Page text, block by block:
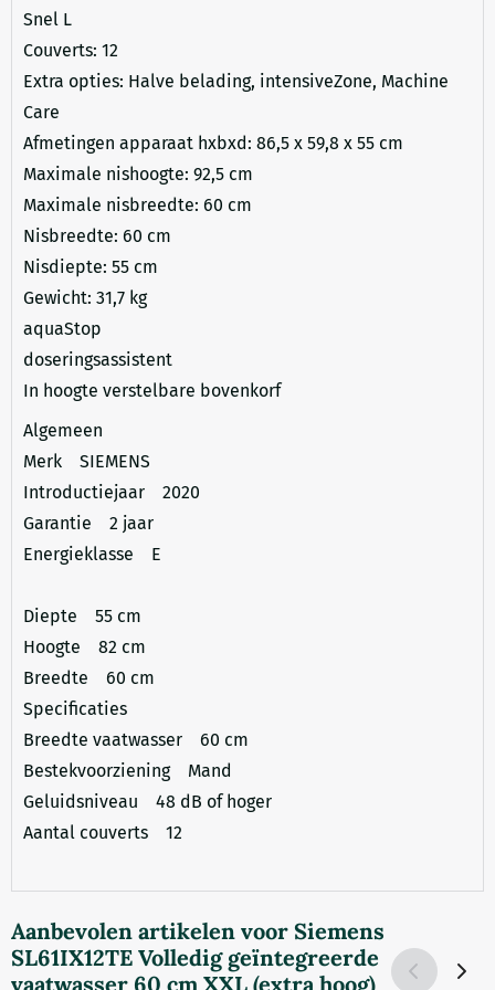
Snel L
Couverts: 12
Extra opties: Halve belading, intensiveZone, Machine
Care
Afmetingen apparaat hxbxd: 86,5 x 59,8 x 55 cm
Maximale nishoogte: 92,5 cm
Maximale nisbreedte: 60 cm
Nisbreedte: 60 cm
Nisdiepte: 55 cm
Gewicht: 31,7 kg
aquaStop
doseringsassistent
In hoogte verstelbare bovenkorf
Algemeen
Merk SIEMENS
Introductiejaar 2020
Garantie 2 jaar
Energieklasse E
Diepte 55 cm
Hoogte 82 cm
Breedte 60 cm
Specificaties
Breedte vaatwasser 60 cm
Bestekvoorziening Mand
Geluidsniveau 48 dB of hoger
Aantal couverts 12
Aanbevolen artikelen voor Siemens
SL61IX12TE Volledig geïntegreerde
vaatwasser 60 cm XXL (extra hoog)